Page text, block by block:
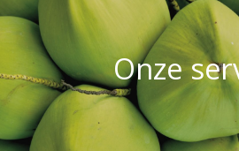
Onze